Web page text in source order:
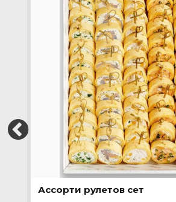
Ассорти рулетов сет